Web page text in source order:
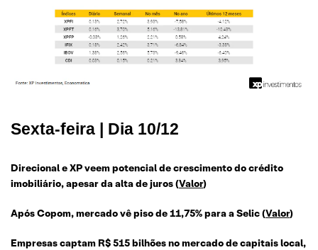
Sexta-feira | Dia 10/12
Direcional e XP veem potencial de crescimento do crédito
imobiliário, apesar da alta de juros(Valor)
Após Copom, mercado vê piso de 11,75% para a Selic(Valor)
Empresas captam R$ 515 bilhões no mercado de capitais local,